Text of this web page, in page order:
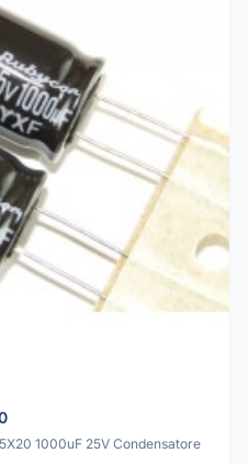
1000uF 25V Condensatore